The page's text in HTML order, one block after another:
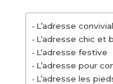
L’adresse
L’adresse chic et
L’adresse festive
L’adresse pour
L’adresse les